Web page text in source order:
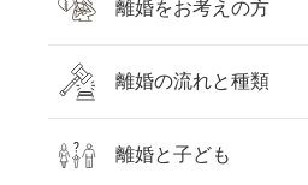
離婚をお考えの方
離婚の流れと種類
離婚と子ども